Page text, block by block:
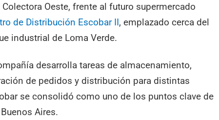
Oeste, frente al futuro supermercado
de Distribución Escobar II, emplazado cerca del
industrial de Loma Verde.
desarrolla tareas de almacenamiento,
de pedidos y distribución para distintas
se consolidó como uno de los puntos clave de
Aires.